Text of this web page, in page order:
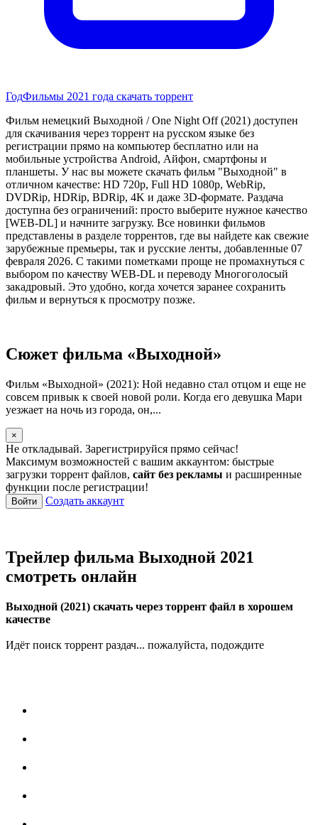
ГодФильмы 2021 года скачать торрент
Фильм немецкий Выходной / One Night Off (2021) доступен
для скачивания через торрент на русском языке без
регистрации прямо на компьютер бесплатно или на
мобильные устройства Android, Айфон, смартфоны и
планшеты. У нас вы можете скачать фильм "Выходной" в
отличном качестве: HD 720p, Full HD 1080p, WebRip,
DVDRip, HDRip, BDRip, 4K и даже 3D-формате. Раздача
доступна без ограничений: просто выберите нужное качество
[WEB-DL] и начните загрузку. Все новинки фильмов
представлены в разделе торрентов, где вы найдете как свежие
зарубежные премьеры, так и русские ленты, добавленные 07
февраля 2026. С такими пометками проще не промахнуться с
выбором по качеству WEB-DL и переводу Многоголосый
закадровый. Это удобно, когда хочется заранее сохранить
фильм и вернуться к просмотру позже.
Сюжет фильма «Выходной»
Фильм «Выходной» (2021): Ной недавно стал отцом и еще не
совсем привык к своей новой роли. Когда его девушка Мари
уезжает на ночь из города, он,...
×
Не откладывай. Зарегистрируйся прямо сейчас!
Максимум возможностей с вашим аккаунтом: быстрые
загрузки торрент файлов, сайт без рекламы и расширенные
функции после регистрации!
Войти Создать аккаунт
Трейлер фильма Выходной 2021
смотреть онлайн
Выходной (2021) скачать через торрент файл в хорошем
качестве
Идёт поиск торрент раздач... пожалуйста, подождите